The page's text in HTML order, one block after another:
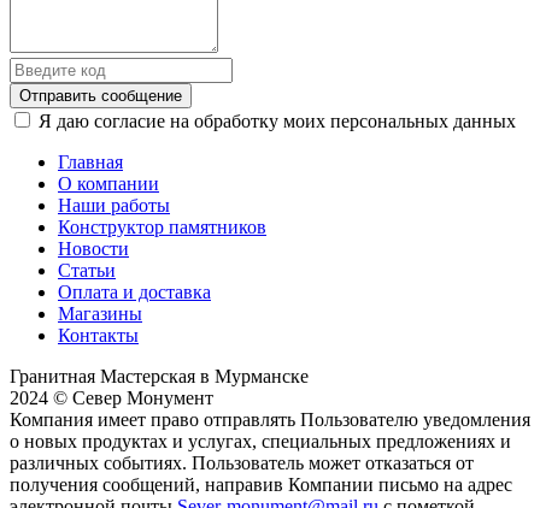
Отправить сообщение
Я даю согласие на обработку моих персональных данных
Главная
О компании
Наши работы
Конструктор памятников
Новости
Статьи
Оплата и доставка
Магазины
Контакты
Гранитная Мастерская в Мурманске
2024 © Север Монумент
Компания имеет право отправлять Пользователю уведомления
о новых продуктах и услугах, специальных предложениях и
различных событиях. Пользователь может отказаться от
получения сообщений, направив Компании письмо на адрес